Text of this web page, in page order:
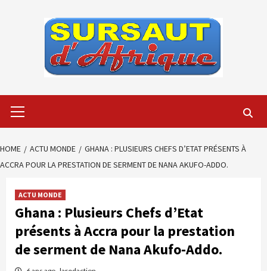
Menu
HOME ACTU MONDE
GHANA : PLUSIEURS CHEFS D’ETAT PRÉSENTS À
ACCRA POUR LA PRESTATION DE SERMENT DE NANA AKUFO-ADDO.
ACTU MONDE
Ghana : Plusieurs Chefs d’Etat
présents à Accra pour la prestation
de serment de Nana Akufo-Addo.